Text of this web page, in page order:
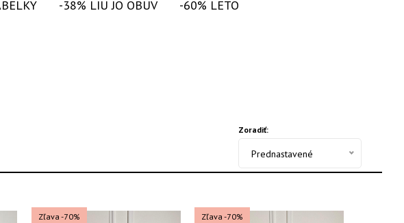
-38% LIU JO OBUV -60% LETO
Zoradiť:
Prednastavené
Zľava -70% Zľava -70%